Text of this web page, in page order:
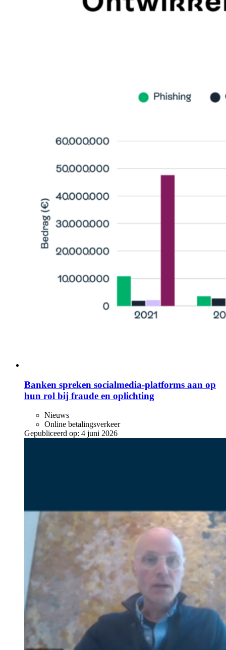
Banken spreken socialmedia-platforms aan op
hun rol bij fraude en oplichting
Nieuws
Online betalingsverkeer
Gepubliceerd op: 4 juni 2026